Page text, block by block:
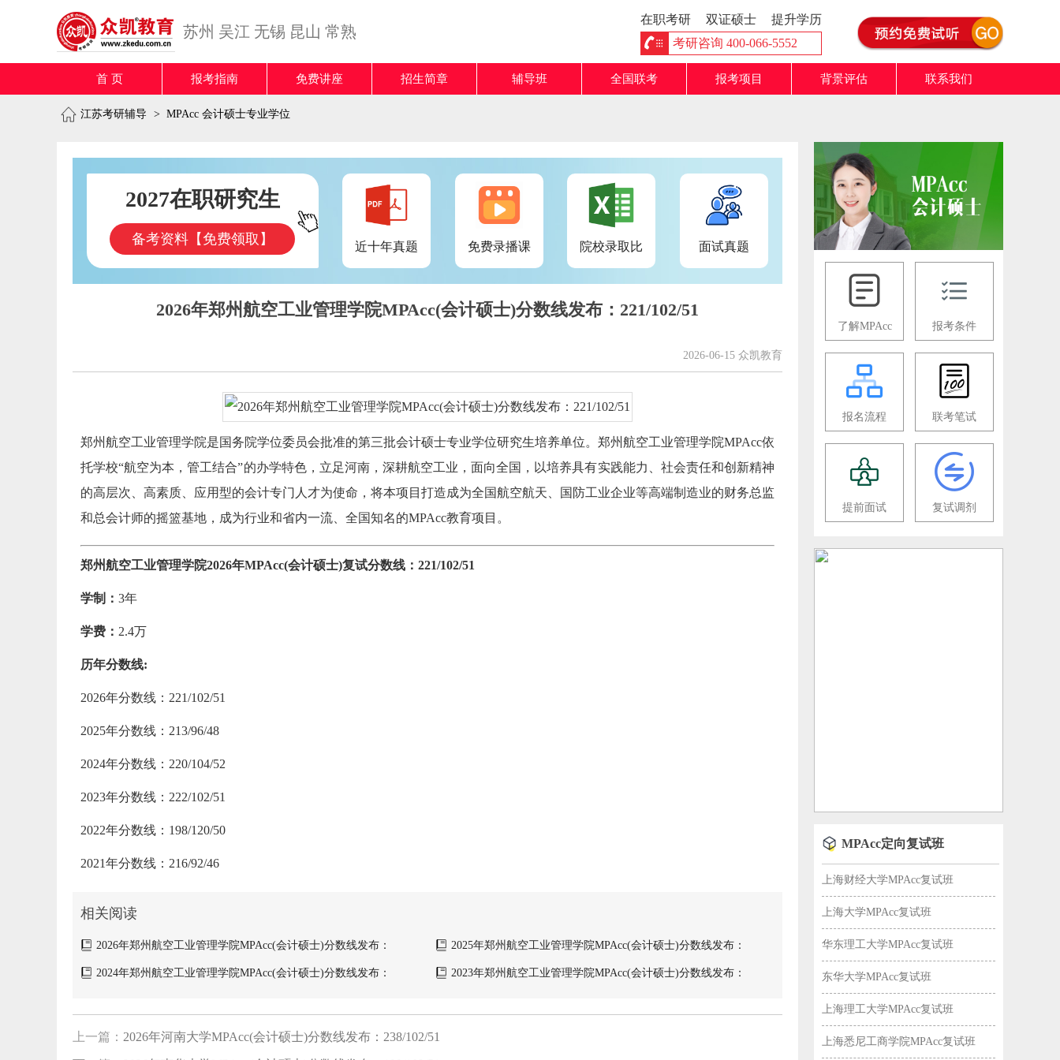
苏州 吴江 无锡 昆山 常熟
在职考研 双证硕士
提升学历
考研咨询 400-066-5552
首 页 报考指南 免费讲座 招生简章 辅导班 全国联考 报考项目 背景评估 联系我们
江苏考研辅导 > MPAcc 会计硕士专业学位
2027在职研究生
备考资料【免费领取】 近十年真题 免费录播课 院校录取比 面试真题
2026年郑州航空工业管理学院MPAcc(会计硕士)分数线发布：221/102/51
2026-06-15 众凯教育
郑州航空工业管理学院是国务院学位委员会批准的第三批会计硕士专业学位研究生培养单位。郑州航空工业管理学院MPAcc依
托学校“航空为本，管工结合”的办学特色，立足河南，深耕航空工业，面向全国，以培养具有实践能力、社会责任和创新精神
的高层次、高素质、应用型的会计专门人才为使命，将本项目打造成为全国航空航天、国防工业企业等高端制造业的财务总监
和总会计师的摇篮基地，成为行业和省内一流、全国知名的MPAcc教育项目。
郑州航空工业管理学院2026年MPAcc(会计硕士)复试分数线：221/102/51
学制： 3年
学费： 2.4万
历年分数线:
2026年分数线：221/102/51
2025年分数线：213/96/48
2024年分数线：220/104/52
2023年分数线：222/102/51
2022年分数线：198/120/50
2021年分数线：216/92/46
相关阅读
2026年郑州航空工业管理学院MPAcc(会计硕士)分数线发布：
221/102/51
2025年郑州航空工业管理学院MPAcc(会计硕士)分数线发布：
213/96/48
2024年郑州航空工业管理学院MPAcc(会计硕士)分数线发布：
2023年郑州航空工业管理学院MPAcc(会计硕士)分数线发布：
上一篇： 2026年河南大学MPAcc(会计硕士)分数线发布：238/102/51
了解MPAcc 报考条件
报名流程 联考笔试
提前面试 复试调剂
MPAcc定向复试班
上海财经大学MPAcc复试班
上海大学MPAcc复试班
华东理工大学MPAcc复试班
东华大学MPAcc复试班
上海理工大学MPAcc复试班
上海悉尼工商学院MPAcc复试班